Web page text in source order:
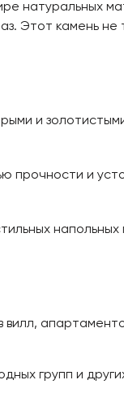
натуральных
Этот камень
и
прочности и
групп и